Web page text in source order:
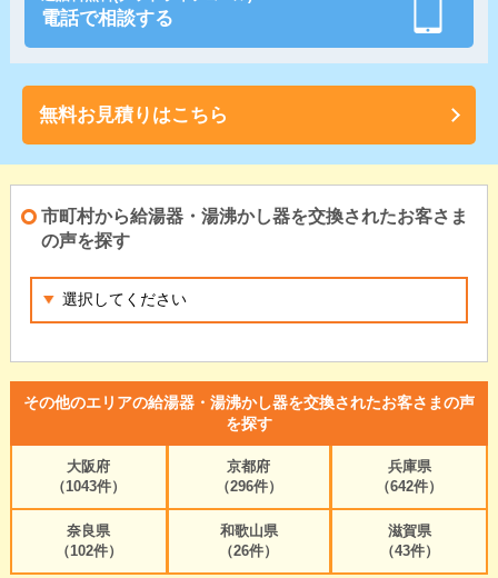
電話で相談する
無料お見積りはこちら
市町村から給湯器・湯沸かし器を交換されたお客さま
の声を探す
その他のエリアの給湯器・湯沸かし器を交換されたお客さまの声
を探す
大阪府
（1043件）
京都府
（296件）
兵庫県
（642件）
奈良県
（102件）
和歌山県
（26件）
滋賀県
（43件）